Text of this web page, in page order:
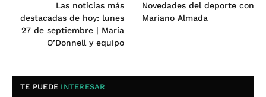
Las noticias más
destacadas de hoy: lunes
27 de septiembre | María
O’Donnell y equipo
Novedades del deporte con
Mariano Almada
TE PUEDE INTERESAR